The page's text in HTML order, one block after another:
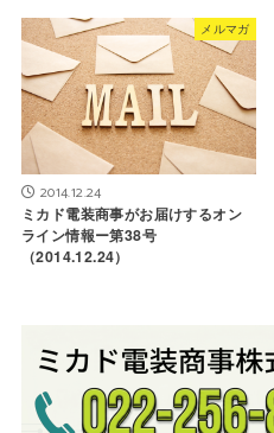
メルマガ
2014.12.24
ミカド電装商事がお届けするオン
ライン情報ー第38号
（2014.12.24）